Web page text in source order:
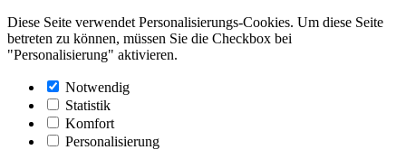
Diese Seite verwendet Personalisierungs-Cookies. Um diese Seite
betreten zu können, müssen Sie die Checkbox bei
"Personalisierung" aktivieren.
Notwendig
Statistik
Komfort
Personalisierung